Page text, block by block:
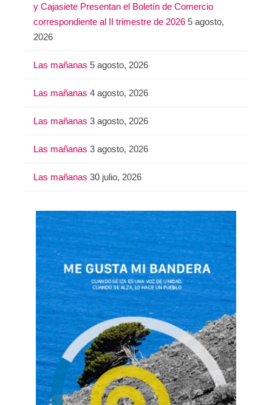
y Cajasiete Presentan el Boletín de Comercio
correspondiente al II trimestre de 2026 5 agosto,
2026
Las mañanas 5 agosto, 2026
Las mañanas 4 agosto, 2026
Las mañanas 3 agosto, 2026
Las mañanas 3 agosto, 2026
Las mañanas 30 julio, 2026